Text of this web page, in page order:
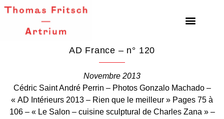
AD France – n° 120
Novembre 2013
Cédric Saint André Perrin – Photos Gonzalo Machado –
« AD Intérieurs 2013 – Rien que le meilleur » Pages 75 à
106 – « Le Salon – cuisine sculptural de Charles Zana » –